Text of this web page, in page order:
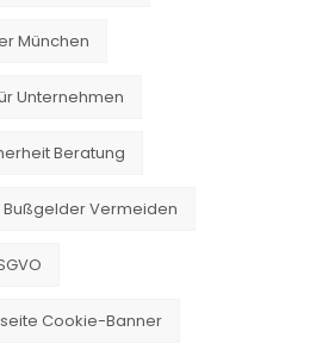
München
Unternehmen
Beratung
Vermeiden
Cookie-Banner